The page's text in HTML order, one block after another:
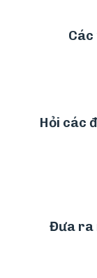
Các
Hỏi các
Đưa ra